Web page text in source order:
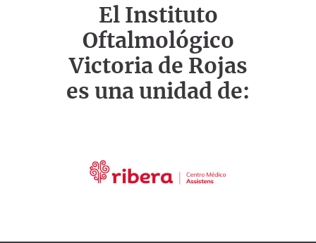
El Instituto
Oftalmológico
Victoria de Rojas
es una unidad de: